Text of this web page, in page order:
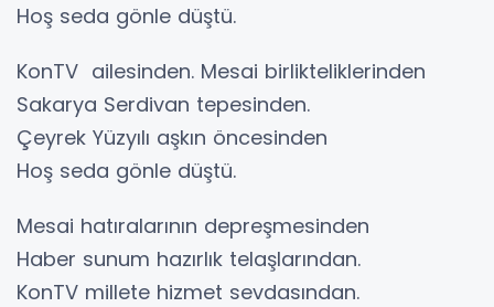
Hoş seda gönle düştü.
KonTV ailesinden. Mesai birlikteliklerinden
Sakarya Serdivan tepesinden.
Çeyrek Yüzyılı aşkın öncesinden
Hoş seda gönle düştü.
Mesai hatıralarının depreşmesinden
Haber sunum hazırlık telaşlarından.
KonTV millete hizmet sevdasından.